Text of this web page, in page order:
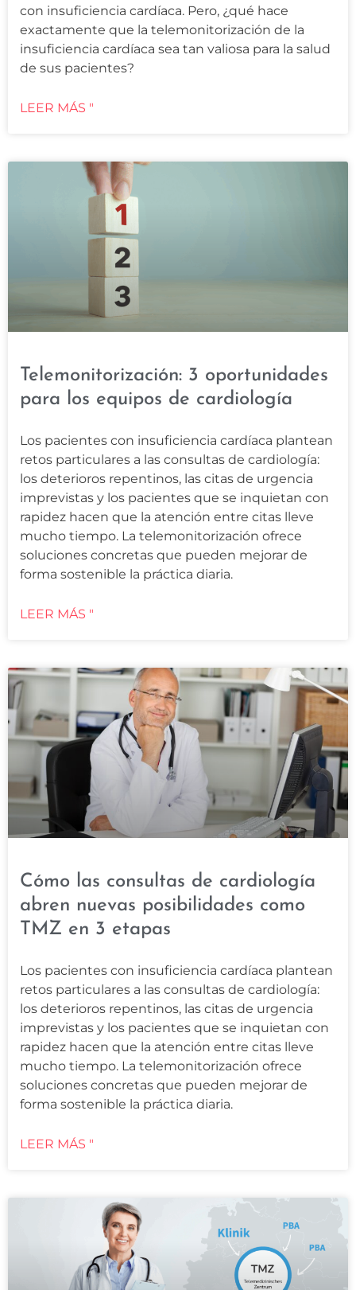
con insuficiencia cardíaca. Pero, ¿qué hace
exactamente que la telemonitorización de la
insuficiencia cardíaca sea tan valiosa para la salud
de sus pacientes?
LEER MÁS "
Telemonitorización: 3 oportunidades
para los equipos de cardiología
Los pacientes con insuficiencia cardíaca plantean
retos particulares a las consultas de cardiología:
los deterioros repentinos, las citas de urgencia
imprevistas y los pacientes que se inquietan con
rapidez hacen que la atención entre citas lleve
mucho tiempo. La telemonitorización ofrece
soluciones concretas que pueden mejorar de
forma sostenible la práctica diaria.
LEER MÁS "
Cómo las consultas de cardiología
abren nuevas posibilidades como
TMZ en 3 etapas
Los pacientes con insuficiencia cardíaca plantean
retos particulares a las consultas de cardiología:
los deterioros repentinos, las citas de urgencia
imprevistas y los pacientes que se inquietan con
rapidez hacen que la atención entre citas lleve
mucho tiempo. La telemonitorización ofrece
soluciones concretas que pueden mejorar de
forma sostenible la práctica diaria.
LEER MÁS "